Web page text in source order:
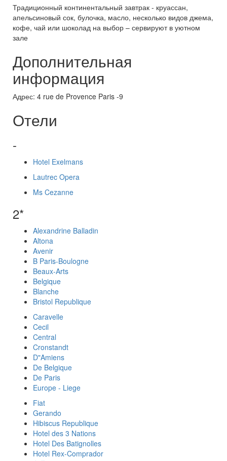
Традиционный континентальный завтрак - круассан,
апельсиновый сок, булочка, масло, несколько видов джема,
кофе, чай или шоколад на выбор – сервируют в уютном
зале
Дополнительная
информация
Адрес: 4 rue de Provence Paris -9
Отели
-
Hotel Exelmans
Lautrec Opera
Ms Cezanne
2*
Alexandrine Balladin
Altona
Avenir
B Paris-Boulogne
Beaux-Arts
Belgique
Blanche
Bristol Republique
Caravelle
Cecil
Central
Cronstandt
D"Amiens
De Belgique
De Paris
Europe - Liege
Fiat
Gerando
Hibiscus Republique
Hotel des 3 Nations
Hotel Des Batignolles
Hotel Rex-Comprador